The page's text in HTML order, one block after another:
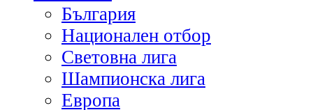
България
Национален отбор
Световна лига
Шампионска лига
Европа